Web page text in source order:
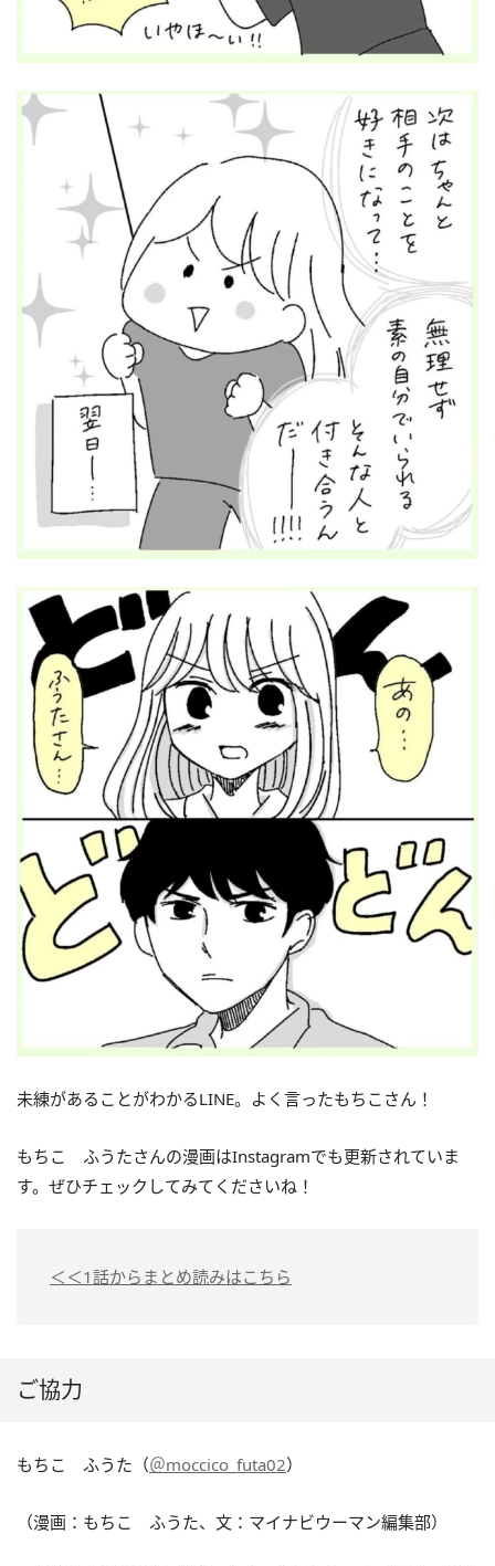
未練があることがわかるLINE。よく言ったもちこさん！
もちこ ふうたさんの漫画はInstagramでも更新されていま
す。ぜひチェックしてみてくださいね！
＜＜1話からまとめ読みはこちら
ご協力
もちこ ふうた（＠moccico_futa02）
（漫画：もちこ ふうた、文：マイナビウーマン編集部）